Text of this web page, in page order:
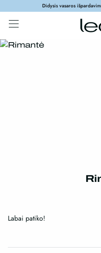
Didysis vasaros
Labai patiko!